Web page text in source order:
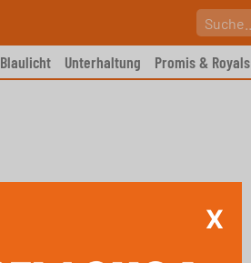
Blaulicht Unterhaltung Promis & Royals
X